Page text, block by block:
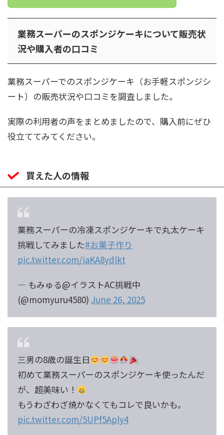
業務スーパーのスポンジケーキについて販売状
況や購入者の口コミ
業務スーパーでのスポンジケーキ（お手軽スポンジシ
ート）の販売状況や口コミを調査しました。
実際の利用者の声をまとめましたので、購入前にぜひ
役立ててみてください。
買えた人の情報
業務スーパーの冷凍スポンジケーキで丸太ケーキ
挑戦してみました#お菓子作り
pic.twitter.com/iaKA8ydlkt
— もみゅる@イラストAC挑戦中
(@momyuru4580) June 26, 2025
三男の8歳の誕生日
初めて業務スーパーのスポンジケーキ使ったんだ
が、超美味い！
もうわざわざ焼かなくてもコレで良いかも。
pic.twitter.com/5UPf5Aply4